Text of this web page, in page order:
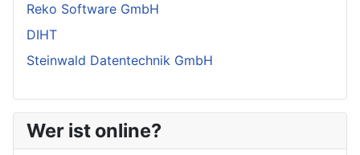
Reko Software GmbH
DIHT
Steinwald Datentechnik GmbH
Wer ist online?